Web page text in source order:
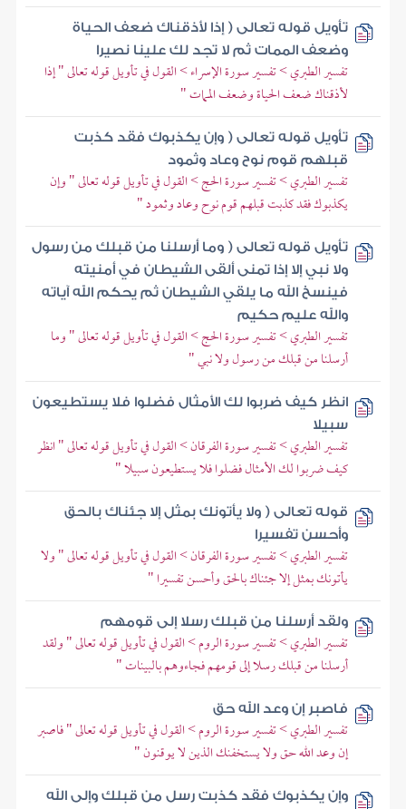
تأويل قوله تعالى ( إذا لأذقناك ضعف الحياة
وضعف الممات ثم لا تجد لك علينا نصيرا
تفسير الطبري > تفسير سورة الإسراء > القول في تأويل قوله تعالى " إذا
لأذقناك ضعف الحياة وضعف الممات "
تأويل قوله تعالى ( وإن يكذبوك فقد كذبت
قبلهم قوم نوح وعاد وثمود
تفسير الطبري > تفسير سورة الحج > القول في تأويل قوله تعالى " وإن
يكذبوك فقد كذبت قبلهم قوم نوح وعاد وثمود "
تأويل قوله تعالى ( وما أرسلنا من قبلك من رسول
ولا نبي إلا إذا تمنى ألقى الشيطان في أمنيته
فينسخ الله ما يلقي الشيطان ثم يحكم الله آياته
والله عليم حكيم
تفسير الطبري > تفسير سورة الحج > القول في تأويل قوله تعالى " وما
أرسلنا من قبلك من رسول ولا نبي "
انظر كيف ضربوا لك الأمثال فضلوا فلا يستطيعون
سبيلا
تفسير الطبري > تفسير سورة الفرقان > القول في تأويل قوله تعالى " انظر
كيف ضربوا لك الأمثال فضلوا فلا يستطيعون سبيلا "
قوله تعالى ( ولا يأتونك بمثل إلا جئناك بالحق
وأحسن تفسيرا
تفسير الطبري > تفسير سورة الفرقان > القول في تأويل قوله تعالى " ولا
يأتونك بمثل إلا جئناك بالحق وأحسن تفسيرا "
ولقد أرسلنا من قبلك رسلا إلى قومهم
تفسير الطبري > تفسير سورة الروم > القول في تأويل قوله تعالى " ولقد
أرسلنا من قبلك رسلا إلى قومهم فجاءوهم بالبينات "
فاصبر إن وعد الله حق
تفسير الطبري > تفسير سورة الروم > القول في تأويل قوله تعالى " فاصبر
إن وعد الله حق ولا يستخفنك الذين لا يوقنون "
وإن يكذبوك فقد كذبت رسل من قبلك وإلى الله